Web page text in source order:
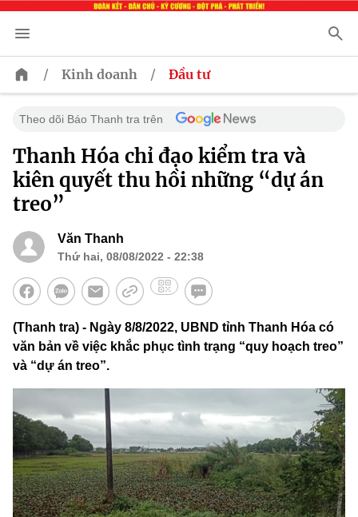
/ Kinh doanh / Đầu tư
Theo dõi Báo Thanh tra trên
Thanh Hóa chỉ đạo kiểm tra và
kiên quyết thu hồi những “dự án
treo”
Văn Thanh
Thứ hai, 08/08/2022 - 22:38
(Thanh tra) - Ngày 8/8/2022, UBND tỉnh Thanh Hóa có
văn bản về việc khắc phục tình trạng “quy hoạch treo”
và “dự án treo”.